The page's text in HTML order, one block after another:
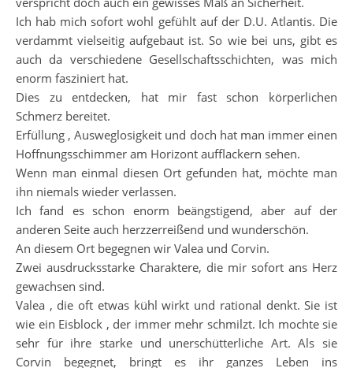
Ich hab mich sofort wohl gefühlt auf der D.U. Atlantis. Die
verdammt vielseitig aufgebaut ist. So wie bei uns, gibt es
auch da verschiedene Gesellschaftsschichten, was mich
enorm fasziniert hat.
Dies zu entdecken, hat mir fast schon körperlichen
Schmerz bereitet.
Erfüllung , Ausweglosigkeit und doch hat man immer einen
Hoffnungsschimmer am Horizont aufflackern sehen.
Wenn man einmal diesen Ort gefunden hat, möchte man
ihn niemals wieder verlassen.
Ich fand es schon enorm beängstigend, aber auf der
anderen Seite auch herzzerreißend und wunderschön.
An diesem Ort begegnen wir Valea und Corvin.
Zwei ausdrucksstarke Charaktere, die mir sofort ans Herz
gewachsen sind.
Valea , die oft etwas kühl wirkt und rational denkt. Sie ist
wie ein Eisblock , der immer mehr schmilzt. Ich mochte sie
sehr für ihre starke und unerschütterliche Art. Als sie
Corvin begegnet, bringt es ihr ganzes Leben ins